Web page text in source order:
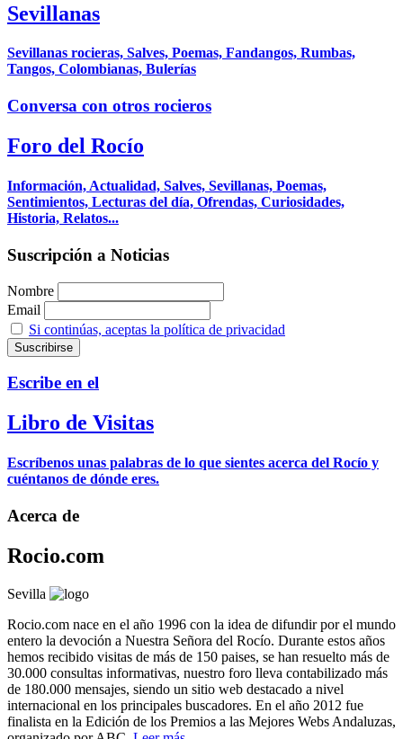
Sevillanas
Sevillanas rocieras, Salves, Poemas, Fandangos, Rumbas,
Tangos, Colombianas, Bulerías
Conversa con otros rocieros
Foro del Rocío
Información, Actualidad, Salves, Sevillanas, Poemas,
Sentimientos, Lecturas del día, Ofrendas, Curiosidades,
Historia, Relatos...
Suscripción a Noticias
Nombre
Email
Si continúas, aceptas la política de privacidad
Escribe en el
Libro de Visitas
Escríbenos unas palabras de lo que sientes acerca del Rocío y
cuéntanos de dónde eres.
Acerca de
Rocio.com
Sevilla
Rocio.com nace en el año 1996 con la idea de difundir por el mundo
entero la devoción a Nuestra Señora del Rocío. Durante estos años
hemos recibido visitas de más de 150 paises, se han resuelto más de
30.000 consultas informativas, nuestro foro lleva contabilizado más
de 180.000 mensajes, siendo un sitio web destacado a nivel
internacional en los principales buscadores. En el año 2012 fue
finalista en la Edición de los Premios a las Mejores Webs Andaluzas,